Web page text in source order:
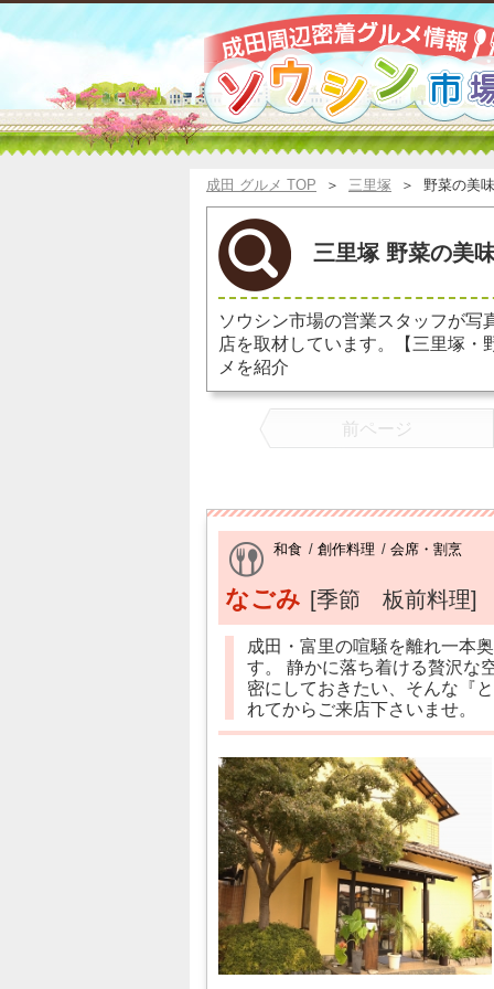
成田 グルメ TOP ＞ 三里塚 ＞ 野菜の美
三里塚 野菜の美
ソウシン市場の営業スタッフが写
店を取材しています。【三里塚・
メを紹介
前ページ
和食 / 創作料理 / 会席・割烹
なごみ [季節 板前料理]
成田・富里の喧騒を離れ一本
す。 静かに落ち着ける贅沢な
密にしておきたい、そんな『
れてからご来店下さいませ。